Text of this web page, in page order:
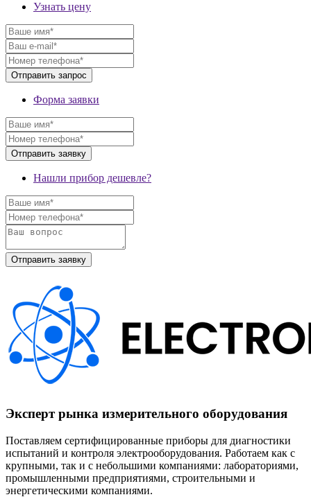
Узнать цену
Форма заявки
Нашли прибор дешевле?
Эксперт рынка измерительного оборудования
Поставляем сертифицированные приборы для диагностики
испытаний и контроля электрооборудования. Работаем как с
крупными, так и с небольшими компаниями: лабораториями,
промышленными предприятиями, строительными и
энергетическими компаниями.